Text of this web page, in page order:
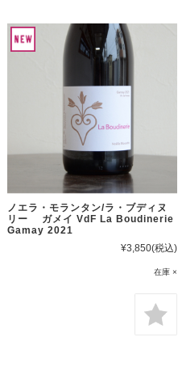
ノエラ・モランタン/ラ・ブディヌ
リー ガメイ VdF La Boudinerie
Gamay 2021
¥3,850(税込)
在庫 ×